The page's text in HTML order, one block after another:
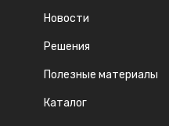
Новости
Решения
Полезные материалы
Каталог